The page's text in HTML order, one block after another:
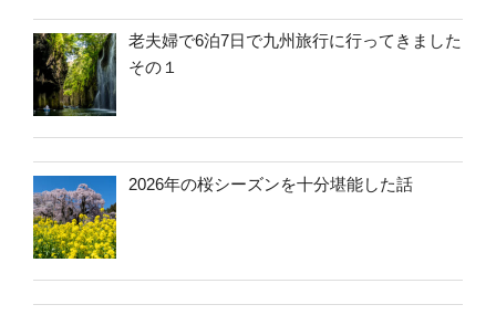
老夫婦で6泊7日で九州旅行に行ってきました
その１
2026年の桜シーズンを十分堪能した話